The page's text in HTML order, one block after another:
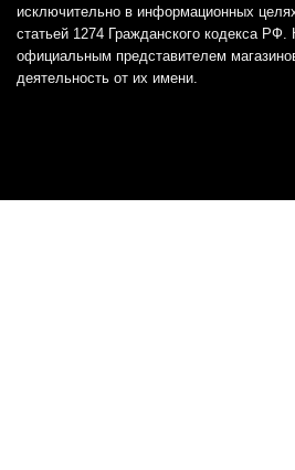
исключительно в информационных
статьей 1274 Гражданского кодекса
официальным представителем
деятельность от их имени.